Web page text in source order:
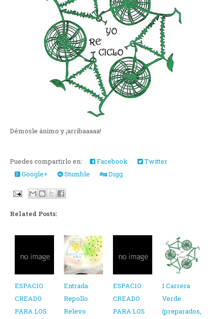
Démosle ánimo y ¡arribaaaaa!
Puedes compartirlo en: Facebook
Twitter
Google+
Stumble Digg
Related Posts:
ESPACIO
CREADO
PARA LOS
Entrada
Repollo
Relevo
ESPACIO
CREADO
PARA LOS
I Carrera
Verde
(preparados,